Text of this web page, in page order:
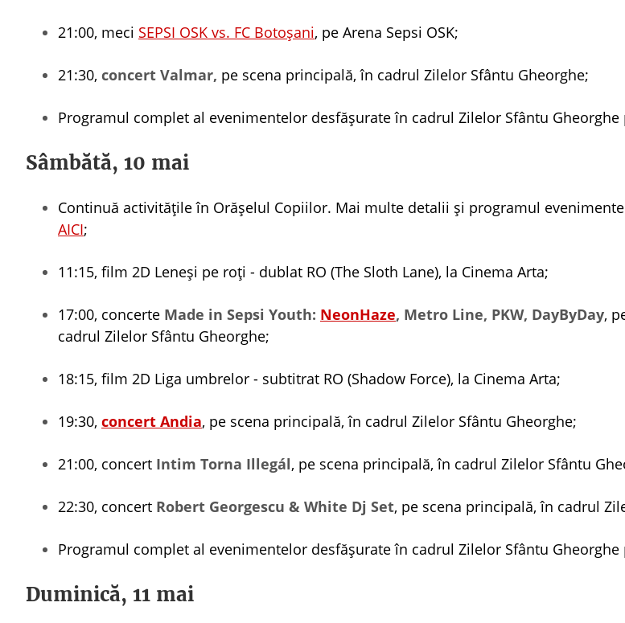
21:00, meci SEPSI OSK vs. FC Botoşani, pe Arena Sepsi OSK;
21:30, concert Valmar, pe scena principală, în cadrul Zilelor Sfântu Gheorghe;
Programul complet al evenimentelor desfășurate în cadrul Zilelor Sfântu
Sâmbătă, 10 mai
Continuă activitățile în Orășelul Copiilor. Mai multe detalii și programul
AICI;
11:15, film 2D Leneși pe roți - dublat RO (The Sloth Lane), la Cinema Arta;
17:00, concerte Made in Sepsi Youth: NeonHaze, Metro Line, PKW, DayByDay,
cadrul Zilelor Sfântu Gheorghe;
18:15, film 2D Liga umbrelor - subtitrat RO (Shadow Force), la Cinema Arta;
19:30, concert Andia, pe scena principală, în cadrul Zilelor Sfântu Gheorghe;
21:00, concert Intim Torna Illegál, pe scena principală, în cadrul Zilelor Sfântu
22:30, concert Robert Georgescu & White Dj Set, pe scena principală, în cadrul
Programul complet al evenimentelor desfășurate în cadrul Zilelor Sfântu
Duminică, 11 mai